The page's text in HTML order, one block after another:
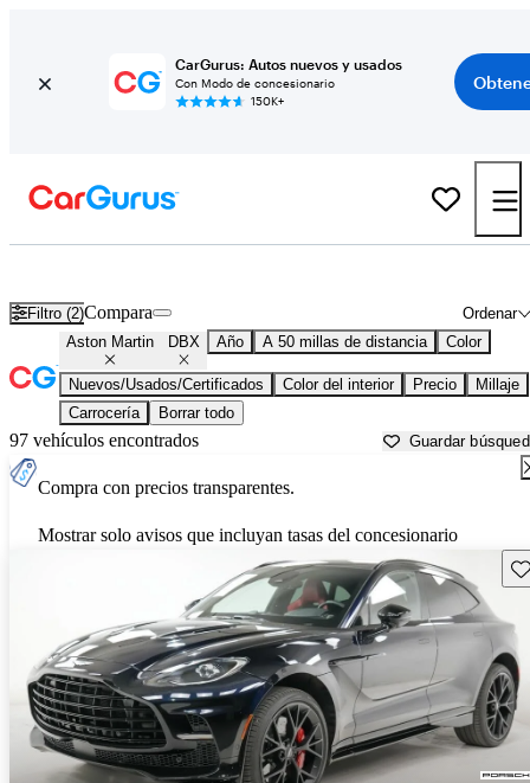
CarGurus: Autos nuevos y usados
Con Modo de concesionario
150K+
Filtro (2) Ordenar
Compara
Aston Martin DBX Año A 50 millas de distancia Color
Nuevos/Usados/Certificados Color del interior Precio
Millaje
Carrocería
Borrar todo
97 vehículos encontrados Guardar
Compra con precios transparentes.
Mostrar solo avisos que incluyan tasas del concesionario